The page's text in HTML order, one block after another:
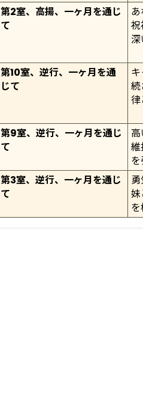
第2室、高揚、一ヶ月を通じ
て
祝
深
第10室、逆行、一ヶ月を通
じて
続
律
第9室、逆行、一ヶ月を通じ
て
高
維
を
第3室、逆行、一ヶ月を通じ
て
妹
を